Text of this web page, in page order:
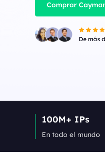
Comprar
De más
100M+ IPs
En todo el mundo